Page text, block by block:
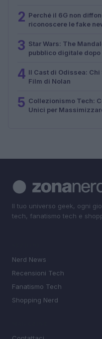
2 Perché il 6G non
riconoscere le fake
3 Star Wars: The
pubblico digitale dopo
4 Il Cast di Odissea:
Film di Nolan
5 Collezionismo Tech:
Unici per
Il tuo universo geek, ogni
tech, fanatismo tech e
Nerd News
Recensioni Tech
Fanatismo Tech
Shopping Nerd